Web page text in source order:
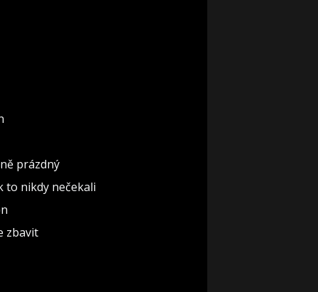
prázdný
to nikdy nečekali
zbavit